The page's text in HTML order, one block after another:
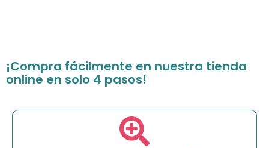
¡Compra fácilmente en nuestra tienda
online en solo 4 pasos!